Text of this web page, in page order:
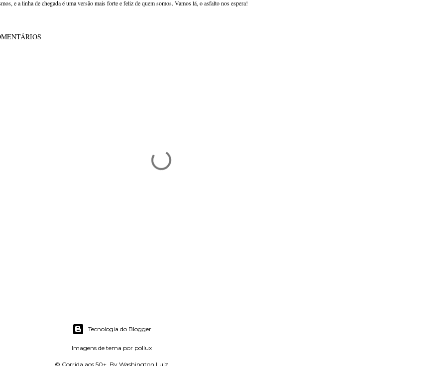
e a linha de chegada é uma versão mais forte e feliz de quem somos. Vamos lá, o asfalto nos espera!
Tecnologia do Blogger
Imagens de tema por pollux
© Corrida aos 50+. By Washington Luiz